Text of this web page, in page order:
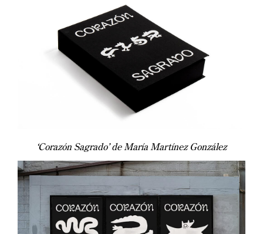
‘Corazón Sagrado’ de María Martínez González